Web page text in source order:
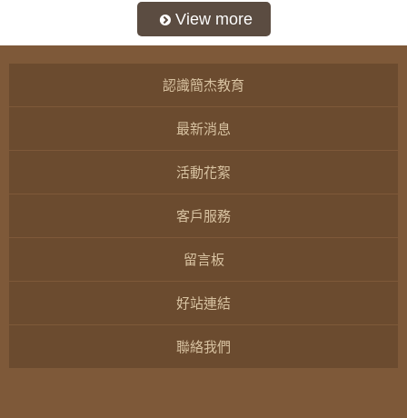
認識簡杰教育
最新消息
活動花絮
客戶服務
留言板
好站連結
聯絡我們